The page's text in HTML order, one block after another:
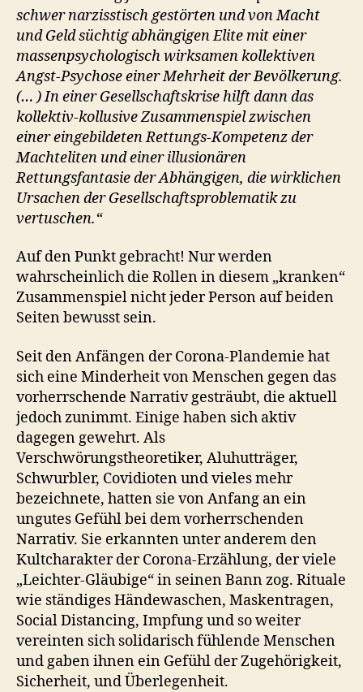
schwer narzisstisch gestörten und von Macht
und Geld süchtig abhängigen Elite mit einer
massenpsychologisch wirksamen kollektiven
Angst-Psychose einer Mehrheit der Bevölkerung.
(… ) In einer Gesellschaftskrise hilft dann das
kollektiv-kollusive Zusammenspiel zwischen
einer eingebildeten Rettungs-Kompetenz der
Machteliten und einer illusionären
Rettungsfantasie der Abhängigen, die wirklichen
Ursachen der Gesellschaftsproblematik zu
vertuschen.“
Auf den Punkt gebracht! Nur werden
wahrscheinlich die Rollen in diesem „kranken“
Zusammenspiel nicht jeder Person auf beiden
Seiten bewusst sein.
Seit den Anfängen der Corona-Plandemie hat
sich eine Minderheit von Menschen gegen das
vorherrschende Narrativ gesträubt, die aktuell
jedoch zunimmt. Einige haben sich aktiv
dagegen gewehrt. Als
Verschwörungstheoretiker, Aluhutträger,
Schwurbler, Covidioten und vieles mehr
bezeichnete, hatten sie von Anfang an ein
ungutes Gefühl bei dem vorherrschenden
Narrativ. Sie erkannten unter anderem den
Kultcharakter der Corona-Erzählung, der viele
„Leichter-Gläubige“ in seinen Bann zog. Rituale
wie ständiges Händewaschen, Maskentragen,
Social Distancing, Impfung und so weiter
vereinten sich solidarisch fühlende Menschen
und gaben ihnen ein Gefühl der Zugehörigkeit,
Sicherheit, und Überlegenheit.